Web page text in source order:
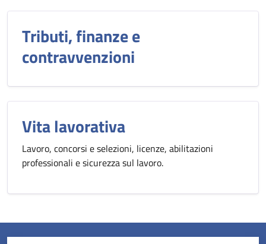
Tributi, finanze e
contravvenzioni
Vita lavorativa
Lavoro, concorsi e selezioni, licenze, abilitazioni
professionali e sicurezza sul lavoro.